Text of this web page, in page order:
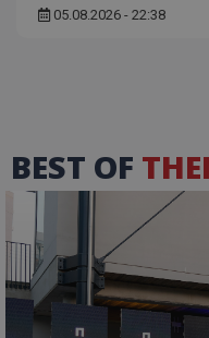
05.08.2026 - 22:38
BEST OF